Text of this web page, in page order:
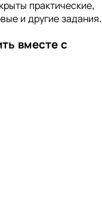
практические,
и другие задания.
вместе с